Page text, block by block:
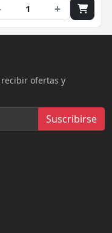
1 +
ofertas y
Suscribirse